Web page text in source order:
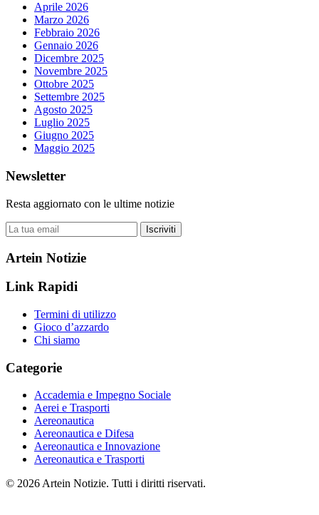
Aprile 2026
Marzo 2026
Febbraio 2026
Gennaio 2026
Dicembre 2025
Novembre 2025
Ottobre 2025
Settembre 2025
Agosto 2025
Luglio 2025
Giugno 2025
Maggio 2025
Newsletter
Resta aggiornato con le ultime notizie
Iscriviti
Artein Notizie
Link Rapidi
Termini di utilizzo
Gioco d’azzardo
Chi siamo
Categorie
Accademia e Impegno Sociale
Aerei e Trasporti
Aereonautica
Aereonautica e Difesa
Aereonautica e Innovazione
Aereonautica e Trasporti
© 2026 Artein Notizie. Tutti i diritti riservati.